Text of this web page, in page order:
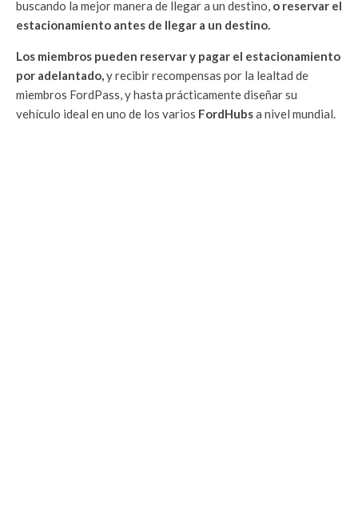
buscando la mejor manera de llegar a un destino, o reservar el
estacionamiento antes de llegar a un destino.
Los miembros pueden reservar y pagar el estacionamiento
por adelantado,y recibir recompensas por la lealtad de
miembros FordPass, y hasta prácticamente diseñar su
vehículo ideal en uno de los varios FordHubsa nivel mundial.